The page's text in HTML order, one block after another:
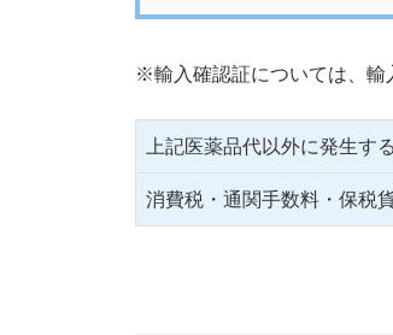
※輸入確認証については、輸
上記医薬品代以外に発生す
消費税・通関手数料・保税